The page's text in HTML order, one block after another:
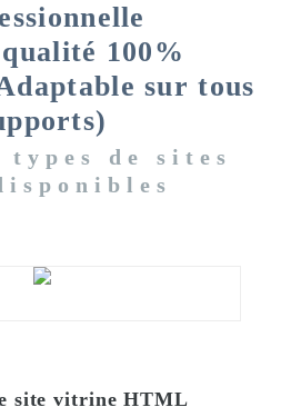
100%
sur tous
types de sites
site vitrine HTML